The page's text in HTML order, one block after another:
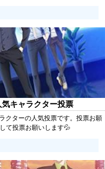
キャラクター投票
クターの人気投票です。投票お願
て投票お願いします💦